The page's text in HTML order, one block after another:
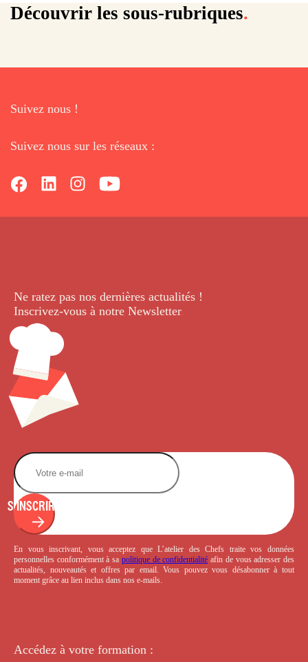
Découvrir les sous-rubriques.
Brioches perdues
Pâtes à brioche
Brioches des rois
Suivez nous !
Suivez nous sur les réseaux :
Ne ratez pas nos dernières actualités !
Inscrivez-vous à notre Newsletter.
S'INSCRIRE
En vous inscrivant, vous acceptez que L’atelier des Chefs traite vos données
personnelles conformément à sa politique de confidentialité afin de vous adresser des
actualités, nouveautés et offres par email. Vous pouvez vous désabonner à tout
moment grâce au lien inclus dans nos e-mails.
Accédez à votre formation :